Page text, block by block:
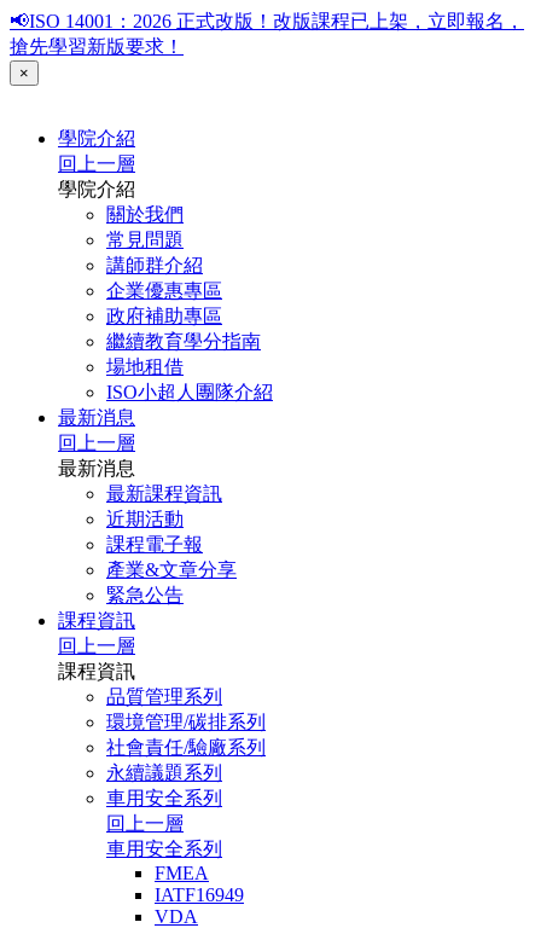
📢ISO 14001：2026 正式改版！改版課程已上架，立即報名，
搶先學習新版要求！
×
學院介紹
回上一層
學院介紹
關於我們
常見問題
講師群介紹
企業優惠專區
政府補助專區
繼續教育學分指南
場地租借
ISO小超人團隊介紹
最新消息
回上一層
最新消息
最新課程資訊
近期活動
課程電子報
產業&文章分享
緊急公告
課程資訊
回上一層
課程資訊
品質管理系列
環境管理/碳排系列
社會責任/驗廠系列
永續議題系列
車用安全系列
回上一層
車用安全系列
FMEA
IATF16949
VDA